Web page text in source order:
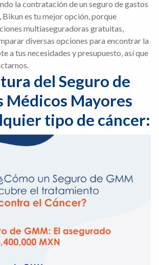
la contratación de un seguro de gastos
Bikun es tu mejor opción, porque
multiaseguradoras gratuitas,
diversas opciones para encontrar la
a tus necesidades y presupuesto, así que
del Seguro de
Médicos Mayores
tipo de cáncer: